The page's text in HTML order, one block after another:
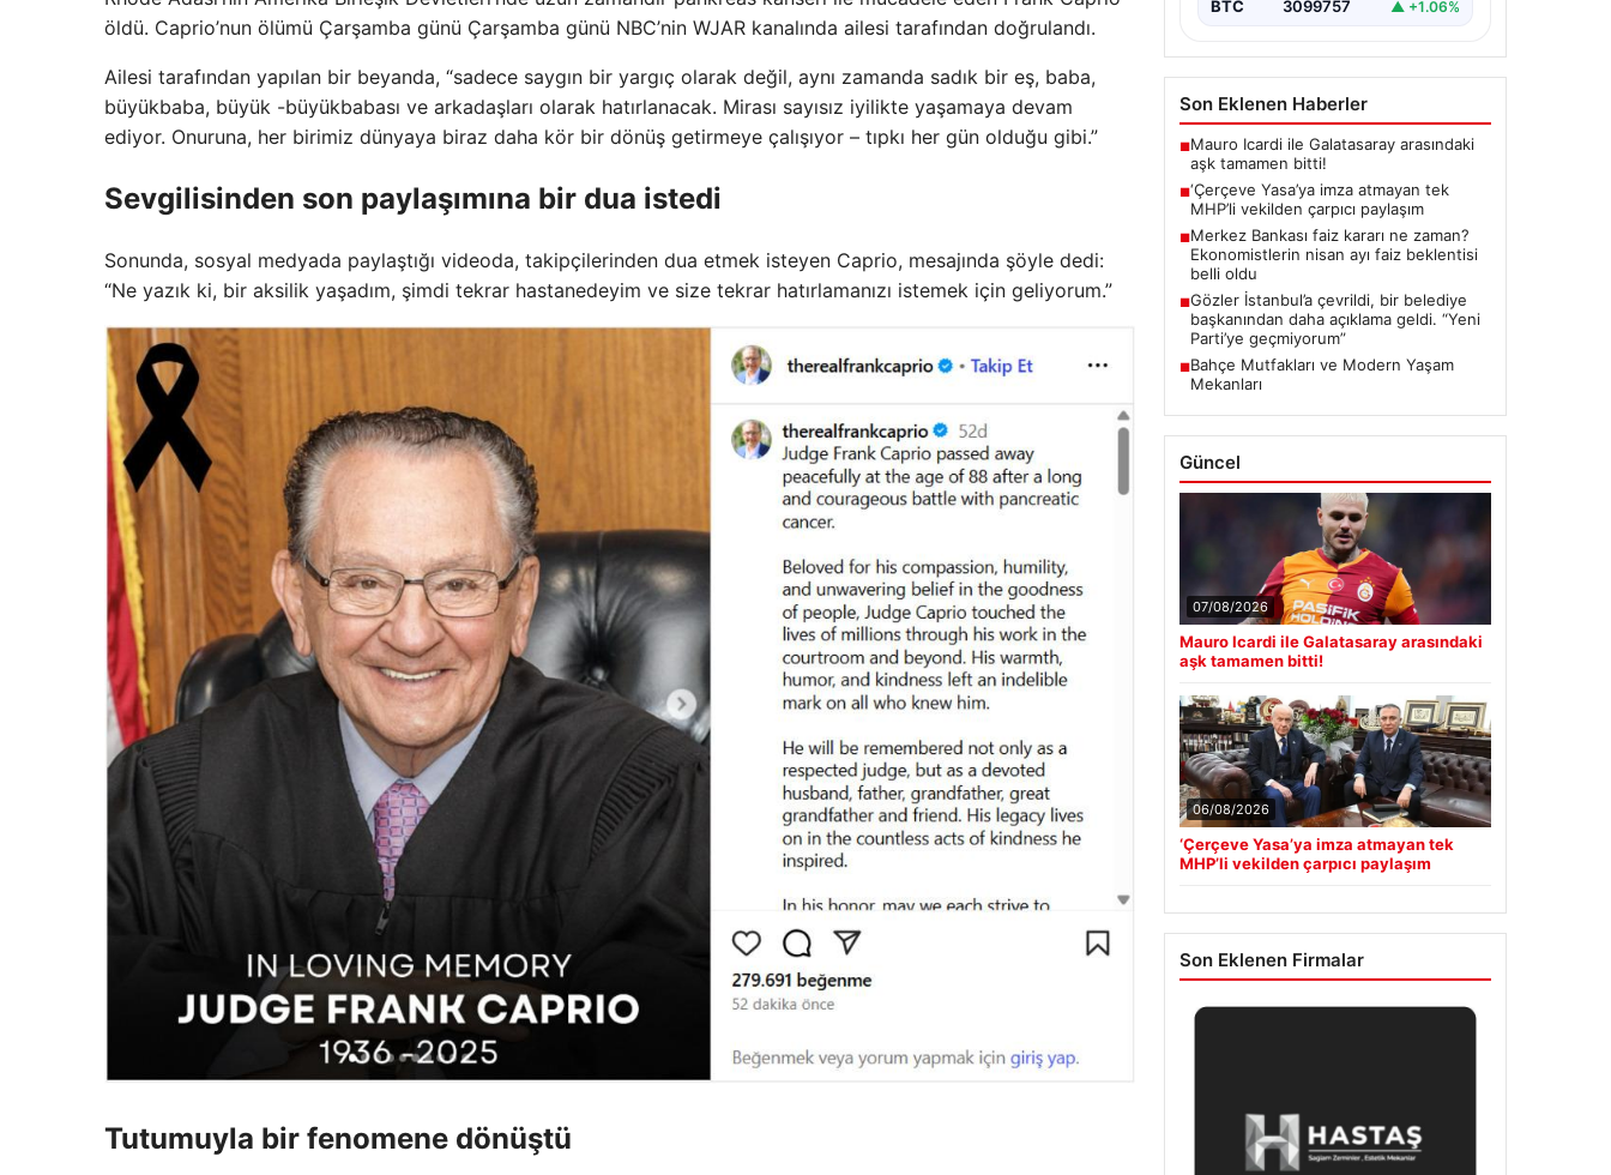
öldü. Caprio’nun ölümü Çarşamba günü Çarşamba günü NBC’nin WJAR kanalında ailesi tarafından doğrulandı.
Ailesi tarafından yapılan bir beyanda, “sadece saygın bir yargıç olarak değil, aynı zamanda sadık bir eş, baba,
büyükbaba, büyük -büyükbabası ve arkadaşları olarak hatırlanacak. Mirası sayısız iyilikte yaşamaya devam
ediyor. Onuruna, her birimiz dünyaya biraz daha kör bir dönüş getirmeye çalışıyor – tıpkı her gün olduğu gibi.”
Sevgilisinden son paylaşımına bir dua istedi
Sonunda, sosyal medyada paylaştığı videoda, takipçilerinden dua etmek isteyen Caprio, mesajında ​​şöyle dedi:
“Ne yazık ki, bir aksilik yaşadım, şimdi tekrar hastanedeyim ve size tekrar hatırlamanızı istemek için geliyorum.”
Tutumuyla bir fenomene dönüştü
BTC 3099757 ▲ +1.06%
Son Eklenen Haberler
■Mauro Icardi ile Galatasaray arasındaki
aşk tamamen bitti!
■‘Çerçeve Yasa’ya imza atmayan tek
MHP’li vekilden çarpıcı paylaşım
■Merkez Bankası faiz kararı ne zaman?
Ekonomistlerin nisan ayı faiz beklentisi
belli oldu
■Gözler İstanbul’a çevrildi, bir belediye
başkanından daha açıklama geldi. “Yeni
Parti’ye geçmiyorum”
■Bahçe Mutfakları ve Modern Yaşam
Mekanları
Güncel
07/08/2026
Mauro Icardi ile Galatasaray arasındaki
aşk tamamen bitti!
06/08/2026
‘Çerçeve Yasa’ya imza atmayan tek
MHP’li vekilden çarpıcı paylaşım
Son Eklenen Firmalar